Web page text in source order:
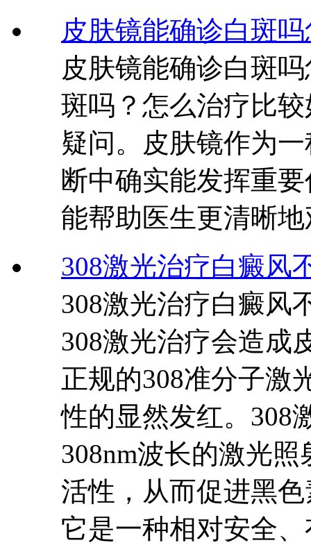
皮肤镜能确诊白斑
皮肤镜能确诊白斑
斑吗？怎么治疗比
疑问。皮肤镜作为
断中确实能发挥重
能帮助医生更清晰地
308激光治疗白癜风
308激光治疗白癜风
308激光治疗会造成
正规的308准分子激
性的显然发红。308
308nm波长的激光
活性，从而促进黑
它是一种相对安全